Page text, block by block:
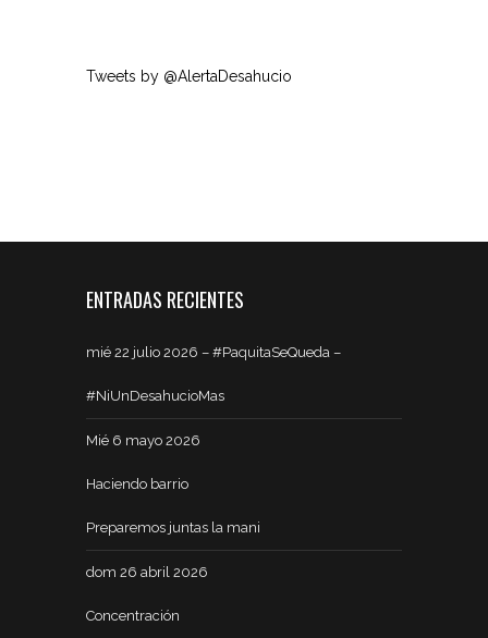
Tweets by @AlertaDesahucio
ENTRADAS RECIENTES
mié 22 julio 2026 – #PaquitaSeQueda –
#NiUnDesahucioMas
Mié 6 mayo 2026
Haciendo barrio
Preparemos juntas la mani
dom 26 abril 2026
Concentración